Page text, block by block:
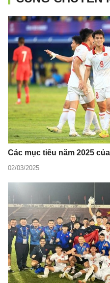
Các mục tiêu năm 2025
02/03/2025